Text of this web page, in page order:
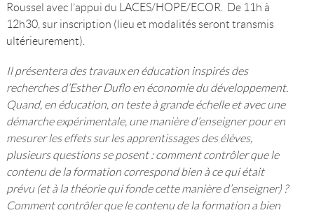
Roussel avec l’appui du LACES/HOPE/ECOR. De 11h à
12h30, sur inscription (lieu et modalités seront transmis
ultérieurement).
Il présentera des travaux en éducation inspirés des
recherches d’Esther Duflo en économie du développement.
Quand, en éducation, on teste à grande échelle et avec une
démarche expérimentale, une manière d’enseigner pour en
mesurer les effets sur les apprentissages des élèves,
plusieurs questions se posent : comment contrôler que le
contenu de la formation correspond bien à ce qui était
prévu (et à la théorie qui fonde cette manière d’enseigner) ?
Comment contrôler que le contenu de la formation a bien